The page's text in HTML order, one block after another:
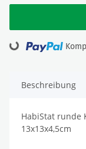
Loading...
Beschreibung
HabiStat runde
13x13x4,5cm